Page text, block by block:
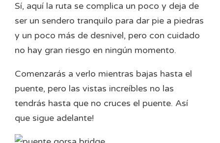
Sí, aquí la ruta se complica un poco y deja de
ser un sendero tranquilo para dar pie a piedras
y un poco más de desnivel, pero con cuidado
no hay gran riesgo en ningún momento.
Comenzarás a verlo mientras bajas hasta el
puente, pero las vistas increíbles no las
tendrás hasta que no cruces el puente. Así
que sigue adelante!